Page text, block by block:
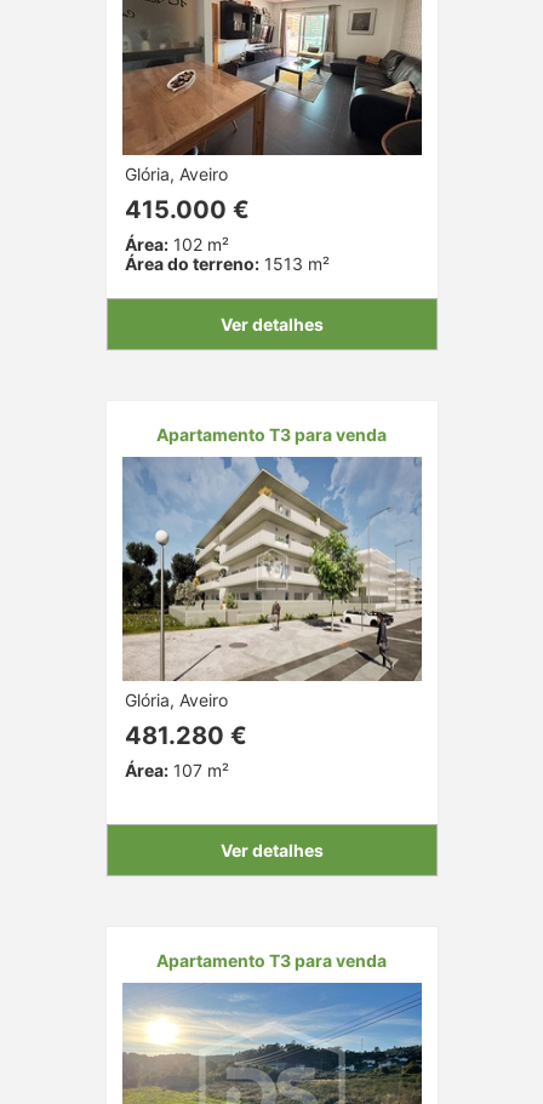
Glória, Aveiro
415.000 €
Área:102 m²
Área do terreno:1513 m²
Ver detalhes
Apartamento T3 para venda
Glória, Aveiro
481.280 €
Área:107 m²
Ver detalhes
Apartamento T3 para venda